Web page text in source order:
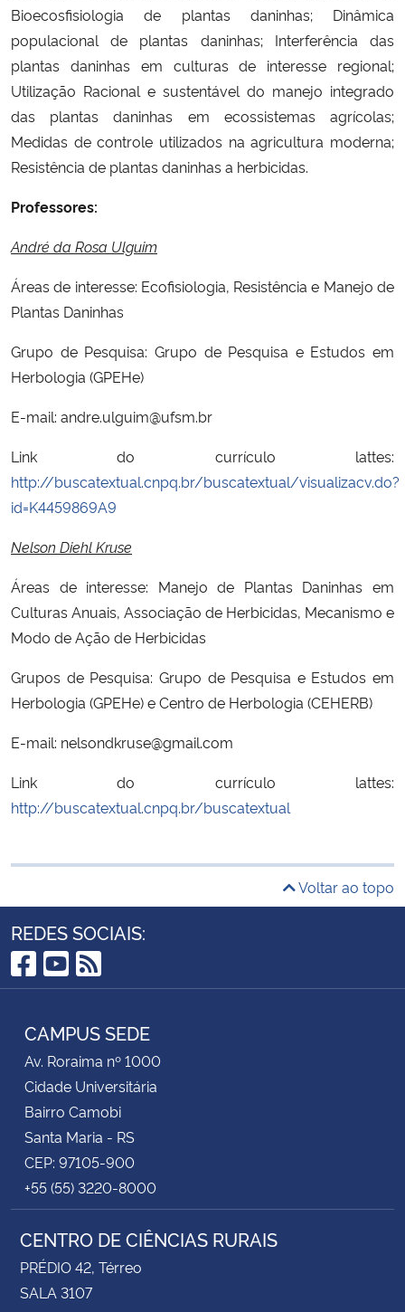
Bioecosfisiologia de plantas daninhas; Dinâmica
populacional de plantas daninhas; Interferência das
plantas daninhas em culturas de interesse regional;
Utilização Racional e sustentável do manejo integrado
das plantas daninhas em ecossistemas agrícolas;
Medidas de controle utilizados na agricultura moderna;
Resistência de plantas daninhas a herbicidas.
Professores:
André da Rosa Ulguim
Áreas de interesse: Ecofisiologia, Resistência e Manejo de
Plantas Daninhas
Grupo de Pesquisa: Grupo de Pesquisa e Estudos em
Herbologia (GPEHe)
E-mail: andre.ulguim@ufsm.br
Link do currículo lattes:
http://buscatextual.cnpq.br/buscatextual/visualizacv.do?
id=K4459869A9
Nelson Diehl Kruse
Áreas de interesse: Manejo de Plantas Daninhas em
Culturas Anuais, Associação de Herbicidas, Mecanismo e
Modo de Ação de Herbicidas
Grupos de Pesquisa: Grupo de Pesquisa e Estudos em
Herbologia (GPEHe) e Centro de Herbologia (CEHERB)
E-mail: nelsondkruse@gmail.com
Link do currículo lattes:
http://buscatextual.cnpq.br/buscatextual
Voltar ao topo
REDES SOCIAIS:
Facebook
YouTube
RSS
CAMPUS SEDE
Av. Roraima nº 1000
Cidade Universitária
Bairro Camobi
Santa Maria - RS
CEP: 97105-900
+55 (55) 3220-8000
CENTRO DE CIÊNCIAS RURAIS
PRÉDIO 42, Térreo
SALA 3107